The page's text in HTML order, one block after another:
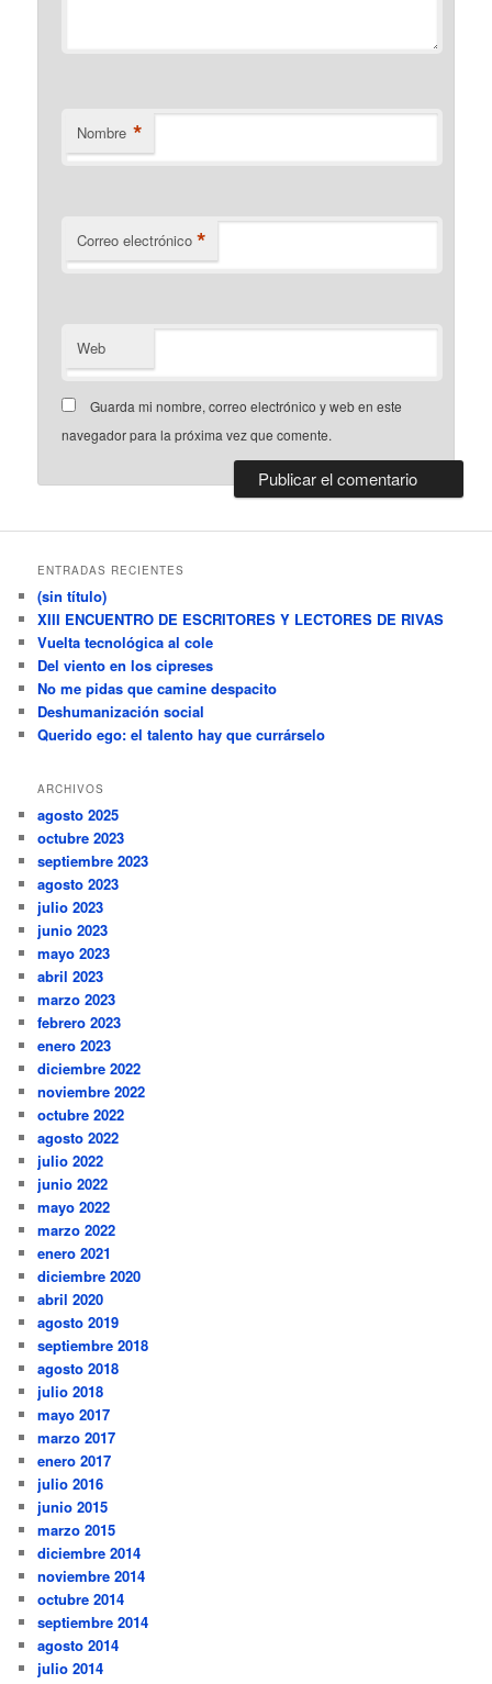
Nombre *
Correo electrónico *
Web
Guarda mi nombre, correo electrónico y web en este
navegador para la próxima vez que comente.
ENTRADAS RECIENTES
(sin título)
XIII ENCUENTRO DE ESCRITORES Y LECTORES DE RIVAS
Vuelta tecnológica al cole
Del viento en los cipreses
No me pidas que camine despacito
Deshumanización social
Querido ego: el talento hay que currárselo
ARCHIVOS
agosto 2025
octubre 2023
septiembre 2023
agosto 2023
julio 2023
junio 2023
mayo 2023
abril 2023
marzo 2023
febrero 2023
enero 2023
diciembre 2022
noviembre 2022
octubre 2022
agosto 2022
julio 2022
junio 2022
mayo 2022
marzo 2022
enero 2021
diciembre 2020
abril 2020
agosto 2019
septiembre 2018
agosto 2018
julio 2018
mayo 2017
marzo 2017
enero 2017
julio 2016
junio 2015
marzo 2015
diciembre 2014
noviembre 2014
octubre 2014
septiembre 2014
agosto 2014
julio 2014